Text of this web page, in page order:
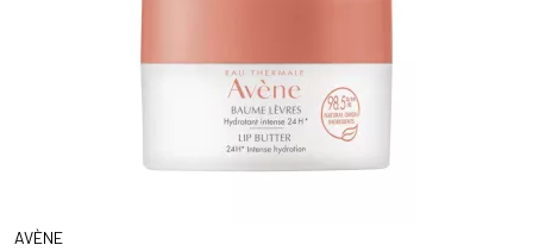
AVÈNE